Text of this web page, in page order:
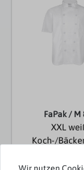
FaPak / M
XXL
Koch-/